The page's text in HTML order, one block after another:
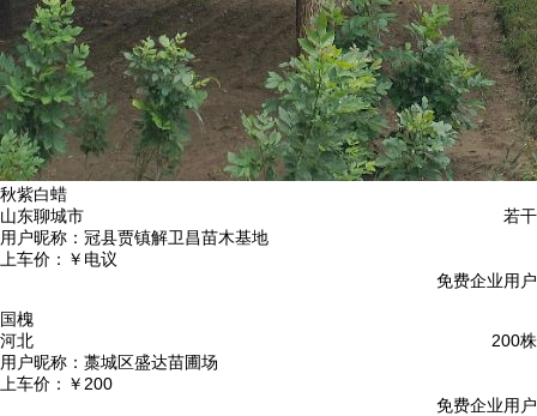
秋紫白蜡
若干
山东聊城市
用户昵称： 冠县贾镇解卫昌苗木基地
上车价： ￥电议
免费企业用户
国槐
200株
河北
用户昵称： 藁城区盛达苗圃场
上车价： ￥200
免费企业用户